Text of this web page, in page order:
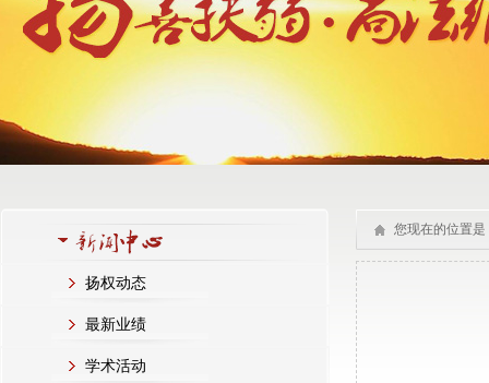
扬权动态
最新业绩
学术活动
您现在的位置是